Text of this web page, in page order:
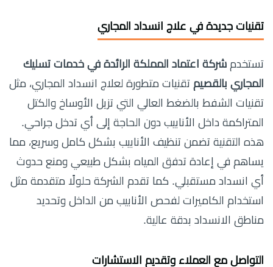
تقنيات جديدة في علاج انسداد المجاري
تستخدم شركة اعتماد المملكة الرائدة في خدمات تسليك
المجاري بالقصيم تقنيات متطورة لعلاج انسداد المجاري، مثل
تقنيات الشفط بالضغط العالي التي تزيل الأوساخ والكتل
المتراكمة داخل الأنابيب دون الحاجة إلى أي تدخل جراحي.
هذه التقنية تضمن تنظيف الأنابيب بشكل كامل وسريع، مما
يساهم في إعادة تدفق المياه بشكل طبيعي ومنع حدوث
أي انسداد مستقبلي. كما تقدم الشركة حلولًا متقدمة مثل
استخدام الكاميرات لفحص الأنابيب من الداخل وتحديد
مناطق الانسداد بدقة عالية.
التواصل مع العملاء وتقديم الاستشارات